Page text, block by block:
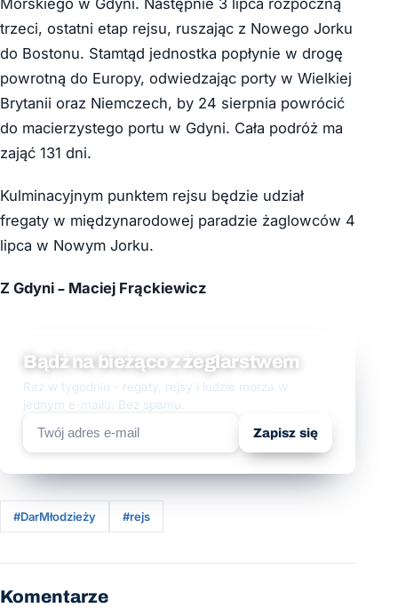
Morskiego w Gdyni. Następnie 3 lipca rozpoczną
trzeci, ostatni etap rejsu, ruszając z Nowego Jorku
do Bostonu. Stamtąd jednostka popłynie w drogę
powrotną do Europy, odwiedzając porty w Wielkiej
Brytanii oraz Niemczech, by 24 sierpnia powrócić
do macierzystego portu w Gdyni. Cała podróż ma
zająć 131 dni.
Kulminacyjnym punktem rejsu będzie udział
fregaty w międzynarodowej paradzie żaglowców 4
lipca w Nowym Jorku.
Z Gdyni – Maciej Frąckiewicz
Bądź na bieżąco z żeglarstwem
Raz w tygodniu - regaty, rejsy i ludzie morza w
jednym e-mailu. Bez spamu.
Zapisz się
#DarMłodzieży #rejs
Komentarze